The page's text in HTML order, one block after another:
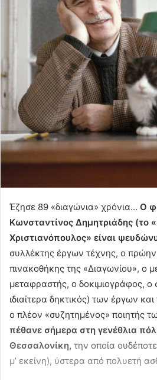
Έζησε 89 «διαγώνια» χρόνια… Ο
Κωνσταντίνος Δημητριάδης (το
Χριστιανόπουλος» είναι
συλλέκτης έργων τέχνης, ο πρώην
πινακοθήκης της «Διαγωνίου», ο
μεταφραστής, ο δοκιμιογράφος, ο
ιδιαίτερα δηκτικός) των έργων
ο πλέον «συζητημένος» ποιητής
πέθανε σήμερα στη γενέθλια
Θεσσαλονίκη, την οποία
μ’ εκείνη), ύστερα από πολυετή